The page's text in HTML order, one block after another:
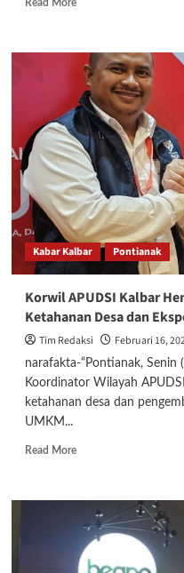
Read More
Kota
Pontianak
Gelar
Pawai
Obor,
Tradisi
Budaya
Perkuat
Toleransi
Sambut
Ramadhan
Kabar Kalbar Pontianak
Korwil APUDSI Kalbar
Ketahanan Desa dan
Tim Redaksi Februari 16,
narafakta-“Pontianak,
Koordinator Wilayah
ketahanan desa dan
UMKM...
Read MoreRead
Korwil
APUDSI
Kalbar
Hendri
Gunawan